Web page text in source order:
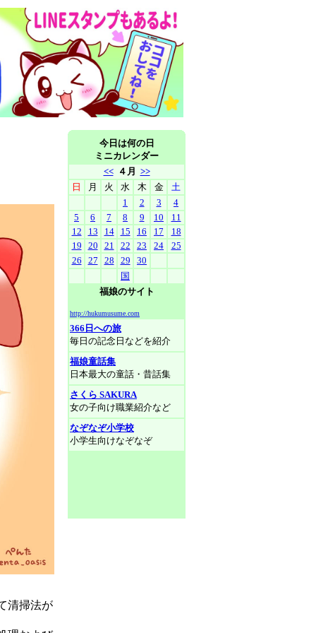
清掃法が
今日は何の日
ミニカレンダー
<<４月 >>
日
月 火 水 木 金
土
1
2 3
4
5
6 7 8 9 10
11
12
13 14 15 16 17
18
19
20 21 22 23 24
25
26
27 28 29
30
国
福娘のサイト
http://hukumusume.com
366日への旅
毎日の記念日などを紹介
福娘童話集
日本最大の童話・昔話集
さくら SAKURA
女の子向け職業紹介など
なぞなぞ小学校
小学生向けなぞなぞ